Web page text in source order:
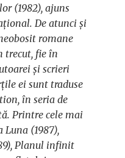
(1982), ajuns
De atunci și
romane
trecut, fie în
și scrieri
ei sunt traduse
în seria de
Printre cele mai
Luna (1987),
Planul infinit